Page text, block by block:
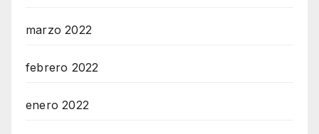
marzo 2022
febrero 2022
enero 2022